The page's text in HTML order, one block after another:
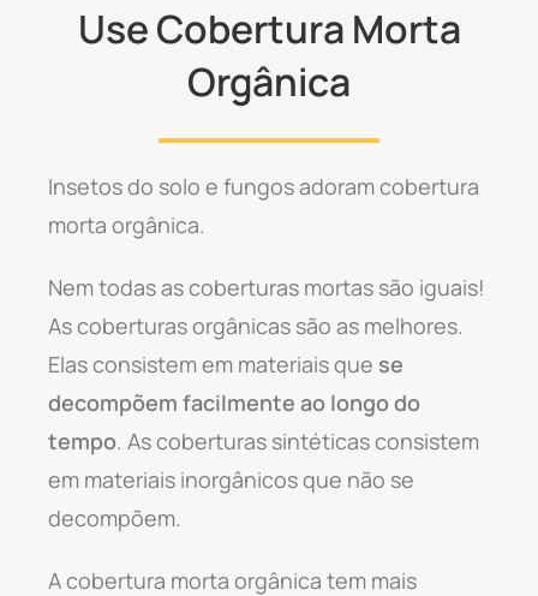
Use Cobertura Morta
Orgânica
Insetos do solo e fungos adoram cobertura
morta orgânica.
Nem todas as coberturas mortas são iguais!
As coberturas orgânicas são as melhores.
Elas consistem em materiais que se
decompõem facilmente ao longo do
tempo. As coberturas sintéticas consistem
em materiais inorgânicos que não se
decompõem.
A cobertura morta orgânica tem mais